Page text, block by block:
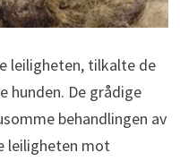
leiligheten, tilkalte de
hunden. De grådige
behandlingen av
leiligheten mot